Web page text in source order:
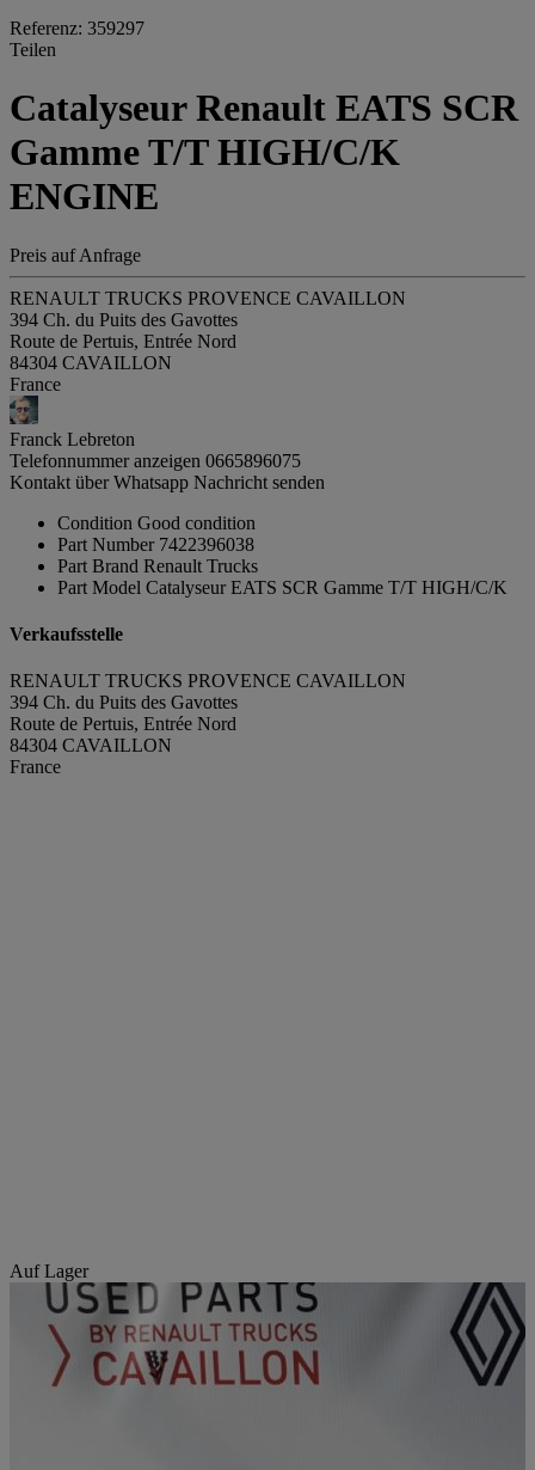
Referenz: 359297
Teilen
Catalyseur Renault EATS SCR
Gamme T/T HIGH/C/K
ENGINE
Preis auf Anfrage
RENAULT TRUCKS PROVENCE CAVAILLON
394 Ch. du Puits des Gavottes
Route de Pertuis, Entrée Nord
84304 CAVAILLON
France
Franck Lebreton
Telefonnummer anzeigen 0665896075
Kontakt über Whatsapp Nachricht senden
Condition Good condition
Part Number 7422396038
Part Brand Renault Trucks
Part Model Catalyseur EATS SCR Gamme T/T HIGH/C/K
Verkaufsstelle
RENAULT TRUCKS PROVENCE CAVAILLON
394 Ch. du Puits des Gavottes
Route de Pertuis, Entrée Nord
84304 CAVAILLON
France
Auf Lager